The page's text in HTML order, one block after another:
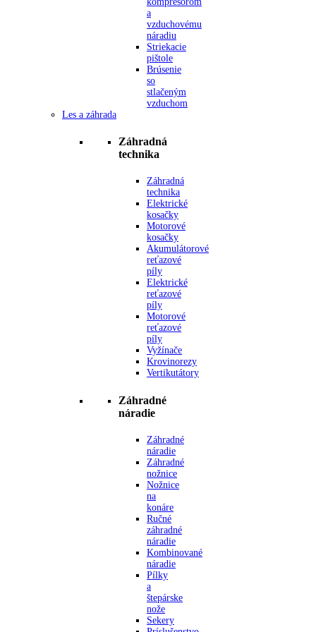
a
vzduchovému
náradiu
Striekacie
pištole
Brúsenie
so
stlačeným
vzduchom
Les a záhrada
Záhradná
technika
Záhradná
technika
Elektrické
kosačky
Motorové
kosačky
Akumulátorové
reťazové
píly
Elektrické
reťazové
píly
Motorové
reťazové
píly
Vyžínače
Krovinorezy
Vertikutátory
Záhradné
náradie
Záhradné
náradie
Záhradné
nožnice
Nožnice
na
konáre
Ručné
záhradné
náradie
Kombinované
náradie
Pílky
a
štepárske
nože
Sekery